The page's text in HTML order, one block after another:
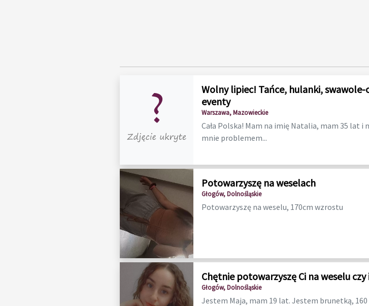
Wolny lipiec! Tańce, hulanki,
eventy
Warszawa, Mazowieckie
Cała Polska! Mam na imię Natalia, mam 35 lat i
mnie problemem...
Potowarzyszę na weselach
Głogów, Dolnośląskie
Potowarzyszę na weselu, 170cm wzrostu
Chętnie potowarzyszę Ci na weselu
Głogów, Dolnośląskie
Jestem Maja, mam 19 lat. Jestem brunetką,